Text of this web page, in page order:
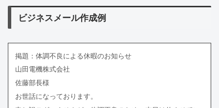
ビジネスメール作成例
掲題：体調不良による休暇のお知らせ
山田電機株式会社
佐藤部長様
お世話になっております。